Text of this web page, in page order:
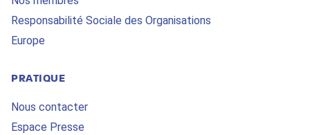
Responsabilité Sociale des Organisations
Europe
PRATIQUE
Nous contacter
Espace Presse